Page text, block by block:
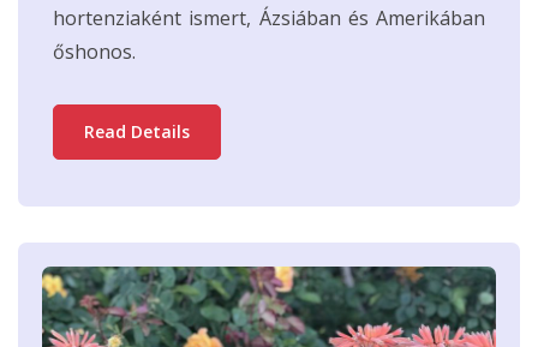
hortenziaként ismert, Ázsiában és Amerikában
őshonos.
Read Details